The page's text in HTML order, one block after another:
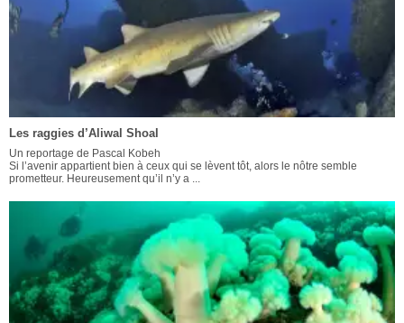
Les raggies d’Aliwal Shoal
Un reportage de Pascal Kobeh
Si l’avenir appartient bien à ceux qui se lèvent tôt, alors le nôtre semble
prometteur. Heureusement qu’il n’y a ...